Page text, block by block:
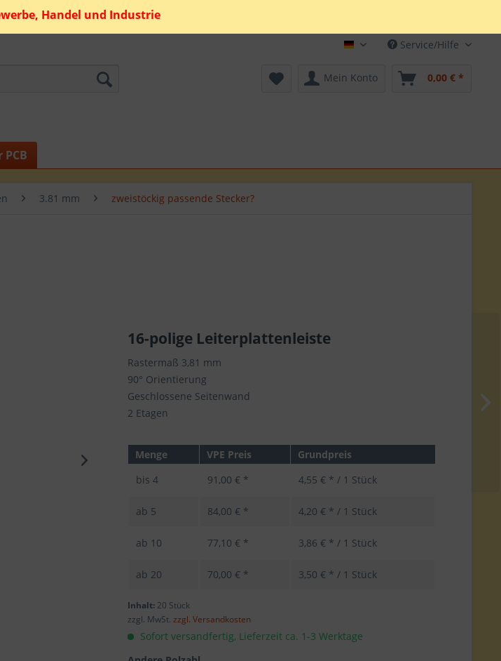
Handel und Industrie
Deutsch Service/Hilfe
Mein Konto 0,00 € *
3.81 mm zweistöckig passende Stecker?
16-polige Leiterplattenleiste
Rastermaß 3,81 mm
90° Orientierung
Geschlossene Seitenwand
2 Etagen
Menge VPE Preis
Grundpreis
bis4 91,00 € * 4,55 € * / 1 Stück
ab 5 84,00 € * 4,20 € * / 1 Stück
ab 10 77,10 € * 3,86 € * / 1 Stück
ab 20 70,00 € * 3,50 € * / 1 Stück
Inhalt: 20 Stück
zzgl. MwSt.zzgl. Versandkosten
Sofort versandfertig, Lieferzeit ca. 1-3 Werktage